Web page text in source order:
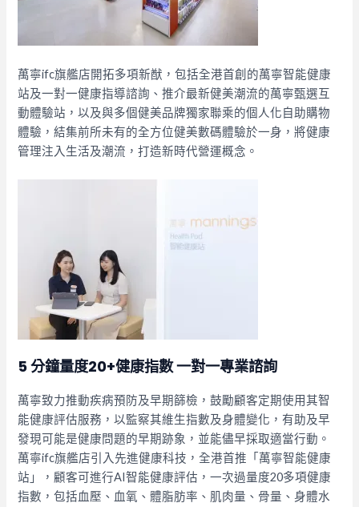
萬寧ifc旗艦店開拓多項新猷，包括全港首創的萬寧智能健康
站及一對一健康指導諮詢、推介最新健美潮流的萬寧甄選互
動體驗站，以及與多個健美品牌獨家聯乘的個人化自助購物
體驗，結集前所未有的全方位健美數碼體驗於一身，將健康
管理注入生活及潮流，打造新時代營運概念。
5 分鐘量度20+健康指數 一對一專業諮詢
萬寧致力推動疾病預防及早期篩檢，鼓勵顧客定期使用其智
能健康評估服務，以監察其維生指數及身體變化，有助及早
發現可能是健康問題的早期跡象，並能儘早採取適當行動。
萬寧ifc旗艦店引入先進健康科技，全港首推「萬寧智能健康
站」，顧客可進行AI智能健康評估，一次過量度20多項健康
指數，包括血壓、血氧、體脂肪率、肌肉量、骨量、身體水